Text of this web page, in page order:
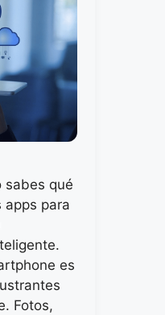
sabes qué
apps para
es
Fotos,